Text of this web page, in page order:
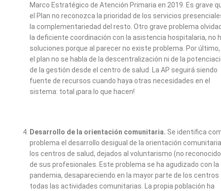
Marco Estratégico de Atención Primaria en 2019. Es grave
el Plan no reconozca la prioridad de los servicios
la complementariedad del resto. Otro grave problema
la deficiente coordinación con la asistencia hospitalaria, no
soluciones porque al parecer no existe problema. Por último,
el plan no se habla de la descentralización ni de la
de la gestión desde el centro de salud. La AP seguirá siendo
fuente de recursos cuando haya otras necesidades en el
sistema: total ¡para lo que hacen!
Desarrollo de la orientación comunitaria. Se identifica
problema el desarrollo desigual de la orientación
los centros de salud, dejados al voluntarismo (no
de sus profesionales. Este problema se ha agudizado con la
pandemia, desapareciendo en la mayor parte de los centros
todas las actividades comunitarias. La propia población ha